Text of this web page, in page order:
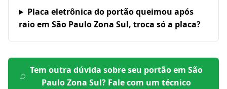
Placa eletrônica do portão queimou após
raio em São Paulo Zona Sul, troca só a placa?
Tem outra dúvida sobre seu portão emSão
Paulo Zona Sul? Fale com um técnico